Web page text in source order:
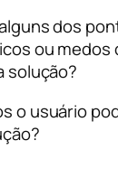
dos
ou medos
solução?
o usuário